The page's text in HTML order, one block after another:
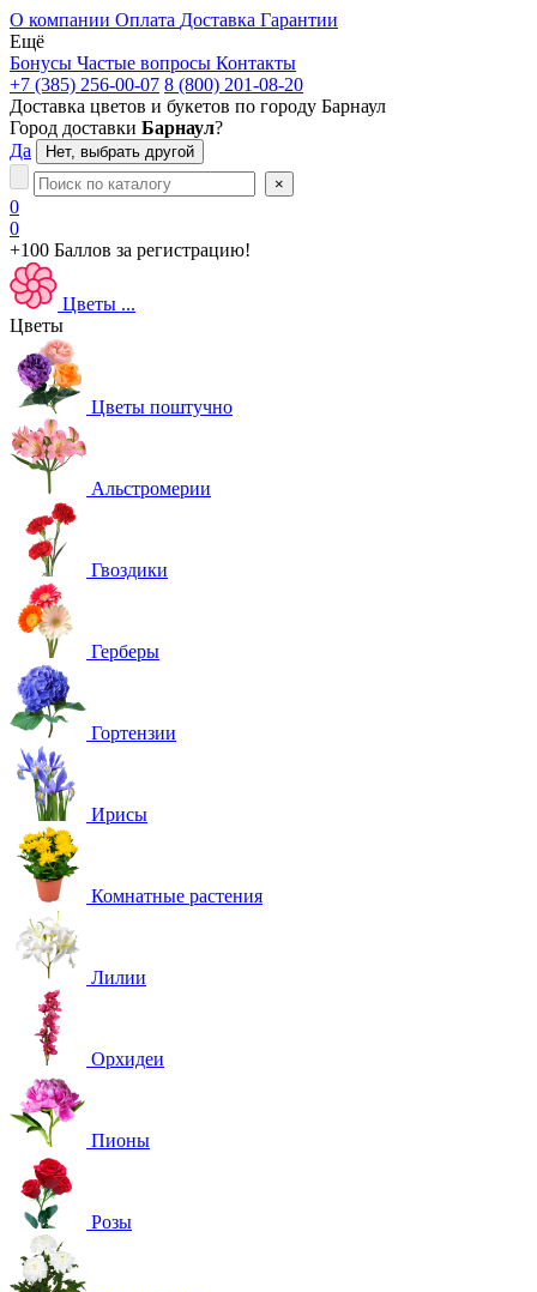
О компании Оплата Доставка Гарантии
Ещё
Бонусы Частые вопросы Контакты
+7 (385) 256-00-07 8 (800) 201-08-20
Доставка цветов и букетов по городу Барнаул
Город доставки Барнаул?
Да
Нет, выбрать другой
×
0
0
+100 Баллов за регистрацию!
Цветы ...
Цветы
Цветы поштучно
Альстромерии
Гвоздики
Герберы
Гортензии
Ирисы
Комнатные растения
Лилии
Орхидеи
Пионы
Розы